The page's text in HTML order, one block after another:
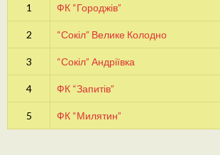
1 ФК “Городжів”
2 “Сокіл” Велике Колодно
3 “Сокіл” Андріївка
4 ФК “Запитів”
5 ФК “Милятин”